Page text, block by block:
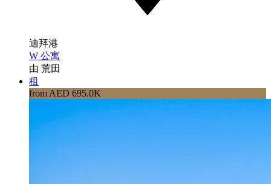
迪拜港
W 公寓
由 荒田
租
from AED 695.0K